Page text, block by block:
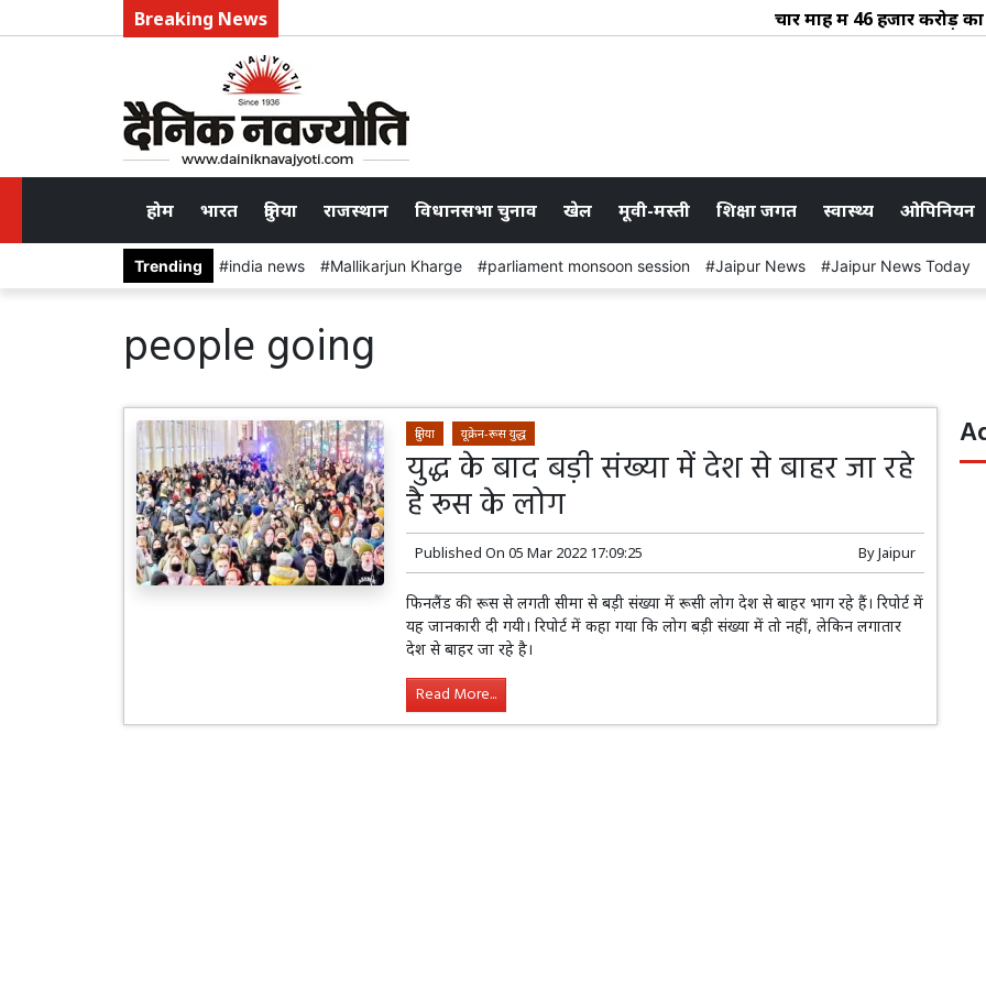
Breaking News चार माह में 46 हजार करोड़ का
होम भारत दुनिया राजस्थान विधानसभा चुनाव खेल मूवी-मस्ती शिक्षा जगत स्वास्थ्य ओपिनियन
Trending india news Mallikarjun Kharge parliament monsoon session Jaipur News Jaipur News Today
people going
दुनिया यूक्रेन-रूस युद्ध
युद्ध के बाद बड़ी संख्या में देश से बाहर जा रहे
है रूस के लोग
Published On 05 Mar 2022 17:09:25 ByJaipur
फिनलैंड की रूस से लगती सीमा से बड़ी संख्या में रूसी लोग देश से बाहर भाग रहे हैं। रिपोर्ट में
यह जानकारी दी गयी। रिपोर्ट में कहा गया कि लोग बड़ी संख्या में तो नहीं, लेकिन लगातार
देश से बाहर जा रहे है।
Read More...